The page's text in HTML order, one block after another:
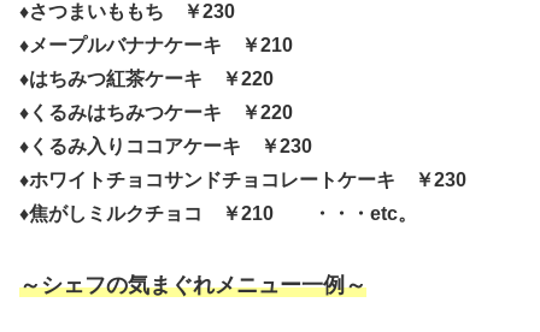
♦さつまいももち ￥230
♦メープルバナナケーキ ￥210
♦はちみつ紅茶ケーキ ￥220
♦くるみはちみつケーキ ￥220
♦くるみ入りココアケーキ ￥230
♦ホワイトチョコサンドチョコレートケーキ ￥230
♦焦がしミルクチョコ ￥210 ・・・etc。
～シェフの気まぐれメニュー一例～